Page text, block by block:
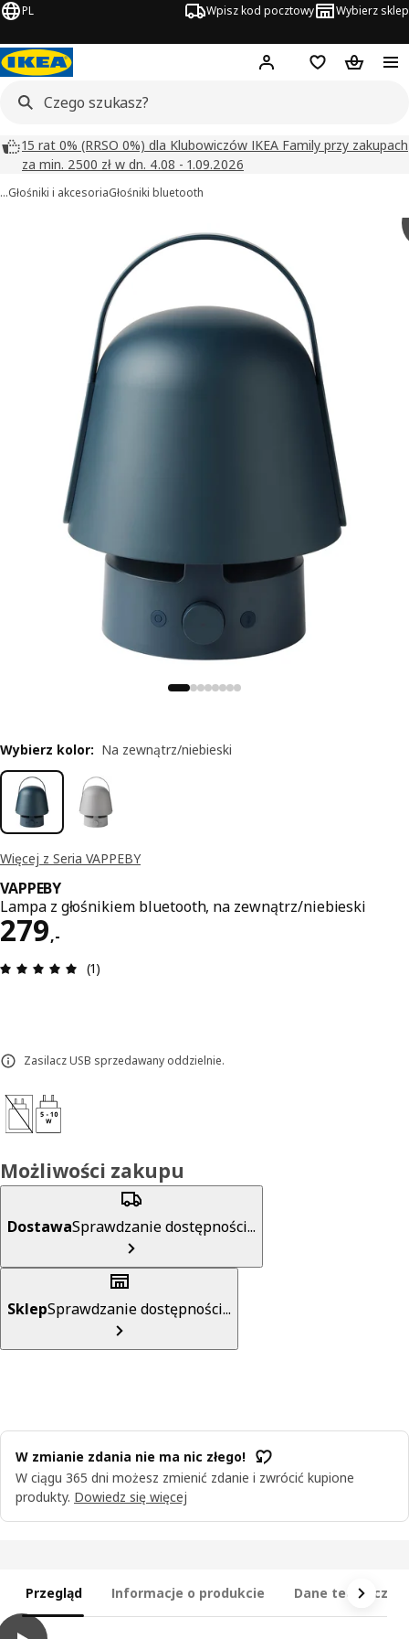
PL Wpisz kod pocztowy Wybierz sklep
Hej! Zaloguj się
Lista zakupowa
Koszyk
15 rat 0% (RRSO 0%) dla Klubowiczów IKEA Family przy zakupach
za min. 2500 zł w dn. 4.08 - 1.09.2026
…Głośniki i akcesoriaGłośniki bluetooth
Więcej z Seria VAPPEBY
VAPPEBY
Lampa z głośnikiem bluetooth, na zewnątrz/niebieski
279,-
Cena 279,-
Opinia: 5 na 5 gwiazdki. Recenzje ogółem: 1
(1)
Zasilacz USB sprzedawany oddzielnie.
Wybierz kolor: Na zewnątrz/niebieski
Możliwości zakupu
DostawaSprawdzanie dostępności...
SklepSprawdzanie dostępności...
W zmianie zdania nie ma nic złego!
W ciągu 365 dni możesz zmienić zdanie i zwrócić kupione
produkty. Dowiedz się więcej
Przegląd Informacje o produkcie Dane techniczne